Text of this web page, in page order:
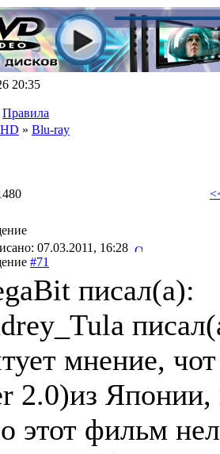
20:35
Правила
HD » Blu-ray
07.03.2011, 16:28
#71
писал(a):
мнение,
2.0)из Японии,
этот фильм